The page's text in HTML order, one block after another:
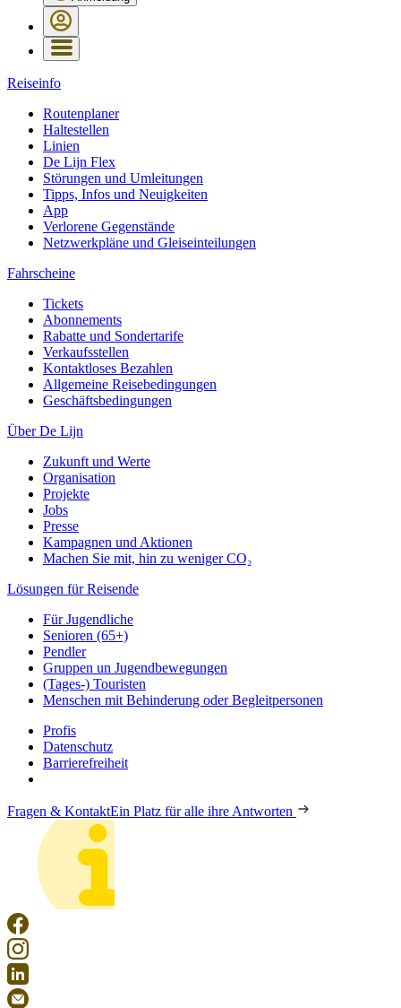
Reiseinfo
Routenplaner
Haltestellen
Linien
De Lijn Flex
Störungen und Umleitungen
Tipps, Infos und Neuigkeiten
App
Verlorene Gegenstände
Netzwerkpläne und Gleiseinteilungen
Fahrscheine
Tickets
Abonnements
Rabatte und Sondertarife
Verkaufsstellen
Kontaktloses Bezahlen
Allgemeine Reisebedingungen
Geschäftsbedingungen
Über De Lijn
Zukunft und Werte
Organisation
Projekte
Jobs
Presse
Kampagnen und Aktionen
Machen Sie mit, hin zu weniger CO₂
Lösungen für Reisende
Für Jugendliche
Senioren (65+)
Pendler
Gruppen un Jugendbewegungen
(Tages-) Touristen
Menschen mit Behinderung oder Begleitpersonen
Profis
Datenschutz
Barrierefreiheit
Fragen & KontaktEin Platz für alle ihre Antworten